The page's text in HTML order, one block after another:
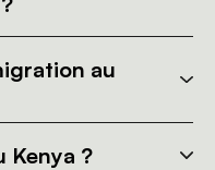
au
Kenya ?